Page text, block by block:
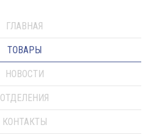
ГЛАВНАЯ
ТОВАРЫ
НОВОСТИ
ОТДЕЛЕНИЯ
КОНТАКТЫ